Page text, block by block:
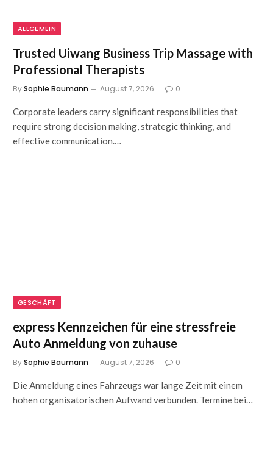
ALLGEMEIN
Trusted Uiwang Business Trip Massage with
Professional Therapists
BySophie Baumann August 7, 2026 0
Corporate leaders carry significant responsibilities that
require strong decision making, strategic thinking, and
effective communication.…
GESCHÄFT
express Kennzeichen für eine stressfreie
Auto Anmeldung von zuhause
BySophie Baumann August 7, 2026 0
Die Anmeldung eines Fahrzeugs war lange Zeit mit einem
hohen organisatorischen Aufwand verbunden. Termine bei…